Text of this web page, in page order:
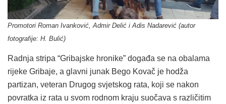
Promotori Roman Ivanković, Admir Delić i Adis Nadarević (autor
fotografije: H. Bulić)
Radnja stripa “Gribajske hronike” događa se na obalama
rijeke Gribaje, a glavni junak Bego Kovač je hodža
partizan, veteran Drugog svjetskog rata, koji se nakon
povratka iz rata u svom rodnom kraju suočava s različitim